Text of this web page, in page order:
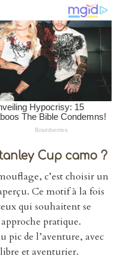
Cup camo ?
c’est choisir un
Ce motif à la fois
qui souhaitent se
pratique.
pic de l’aventure, avec
et aventurier.